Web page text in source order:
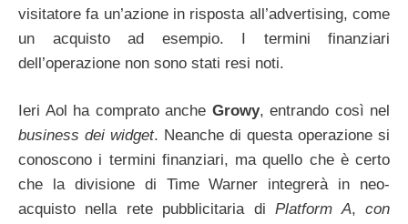
visitatore fa un’azione in risposta all’advertising, come
un acquisto ad esempio. I termini finanziari
dell’operazione non sono stati resi noti.
Ieri Aol ha comprato anche Growy, entrando così nel
business dei widget. Neanche di questa operazione si
conoscono i termini finanziari, ma quello che è certo
che la divisione di Time Warner integrerà in neo-
acquisto nella rete pubblicitaria diPlatform A,con